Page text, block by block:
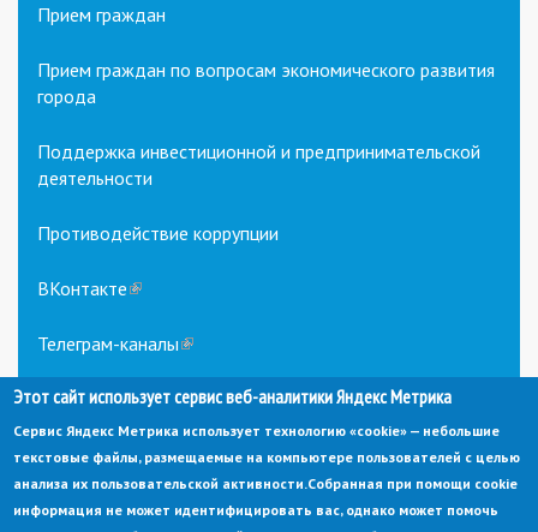
Прием граждан
Прием граждан по вопросам экономического развития
города
Поддержка инвестиционной и предпринимательской
деятельности
Противодействие коррупции
ВКонтакте(link
external)
Телеграм-каналы(link
external)
Этот сайт использует сервис веб-аналитики Яндекс Метрика
Сервис Яндекс Метрика использует технологию «cookie» — небольшие
текстовые файлы, размещаемые на компьютере пользователей с целью
анализа их пользовательской активности.Собранная при помощи cookie
информация не может идентифицировать вас, однако может помочь